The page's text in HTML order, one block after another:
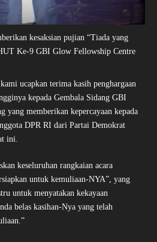
kesaksian pujian “Tiada yang
Ke-9 GBI Glow Fellowship Centre
ucapkan terima kasih penghargaan
kepada Gembala Sidang GBI
memberikan kepercayaan kepada
DPR RI dari Partai Demokrat
ini.
keseluruhan rangkaian acara
untuk kemuliaan-NYA”, yang
untuk menyatakan kekayaan
belas kasihan-Nya yang telah